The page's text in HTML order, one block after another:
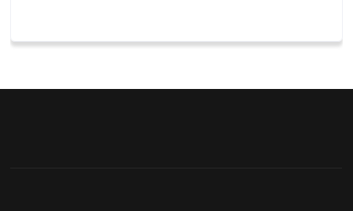
dengan budget 400an, kira kira gimana ya